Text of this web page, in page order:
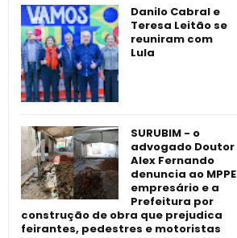
Danilo Cabral e
Teresa Leitão se
reuniram com
Lula
SURUBIM - o
advogado Doutor
Alex Fernando
denuncia ao MPPE
empresário e a
Prefeitura por
construção de obra que prejudica
feirantes, pedestres e motoristas